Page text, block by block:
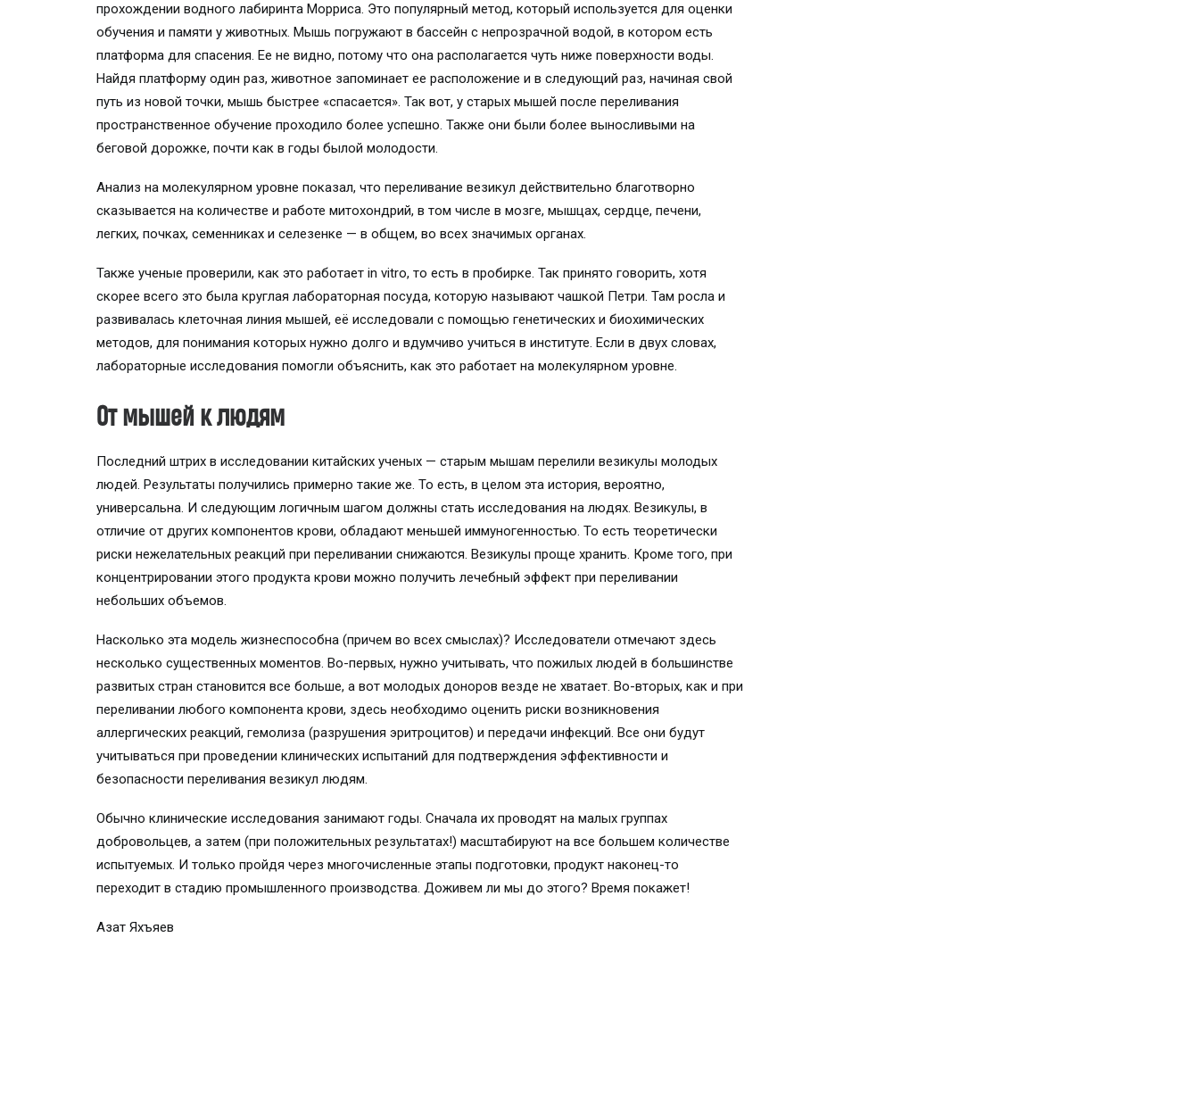
прохождении водного лабиринта Морриса. Это популярный метод, который используется для оценки
обучения и памяти у животных. Мышь погружают в бассейн с непрозрачной водой, в котором есть
платформа для спасения. Ее не видно, потому что она располагается чуть ниже поверхности воды.
Найдя платформу один раз, животное запоминает ее расположение и в следующий раз, начиная свой
путь из новой точки, мышь быстрее «спасается». Так вот, у старых мышей после переливания
пространственное обучение проходило более успешно. Также они были более выносливыми на
беговой дорожке, почти как в годы былой молодости.
Анализ на молекулярном уровне показал, что переливание везикул действительно благотворно
сказывается на количестве и работе митохондрий, в том числе в мозге, мышцах, сердце, печени,
легких, почках, семенниках и селезенке — в общем, во всех значимых органах.
Также ученые проверили, как это работает in vitro, то есть в пробирке. Так принято говорить, хотя
скорее всего это была круглая лабораторная посуда, которую называют чашкой Петри. Там росла и
развивалась клеточная линия мышей, её исследовали с помощью генетических и биохимических
методов, для понимания которых нужно долго и вдумчиво учиться в институте. Если в двух словах,
лабораторные исследования помогли объяснить, как это работает на молекулярном уровне.
От мышей к людям
Последний штрих в исследовании китайских ученых — старым мышам перелили везикулы молодых
людей. Результаты получились примерно такие же. То есть, в целом эта история, вероятно,
универсальна. И следующим логичным шагом должны стать исследования на людях. Везикулы, в
отличие от других компонентов крови, обладают меньшей иммуногенностью. То есть теоретически
риски нежелательных реакций при переливании снижаются. Везикулы проще хранить. Кроме того, при
концентрировании этого продукта крови можно получить лечебный эффект при переливании
небольших объемов.
Насколько эта модель жизнеспособна (причем во всех смыслах)? Исследователи отмечают здесь
несколько существенных моментов. Во-первых, нужно учитывать, что пожилых людей в большинстве
развитых стран становится все больше, а вот молодых доноров везде не хватает. Во-вторых, как и при
переливании любого компонента крови, здесь необходимо оценить риски возникновения
аллергических реакций, гемолиза (разрушения эритроцитов) и передачи инфекций. Все они будут
учитываться при проведении клинических испытаний для подтверждения эффективности и
безопасности переливания везикул людям.
Обычно клинические исследования занимают годы. Сначала их проводят на малых группах
добровольцев, а затем (при положительных результатах!) масштабируют на все большем количестве
испытуемых. И только пройдя через многочисленные этапы подготовки, продукт наконец-то
переходит в стадию промышленного производства. Доживем ли мы до этого? Время покажет!
Азат Яхъяев